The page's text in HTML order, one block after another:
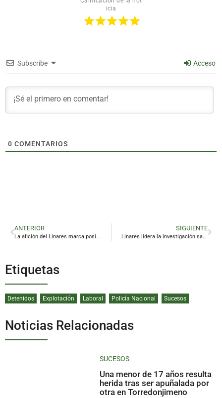
icia
Subscribe Acceso
0 COMENTARIOS
ANTERIOR
La afición del Linares marca posición y reclama un futuro sin más recursos judiciales
SIGUIENTE
Linares lidera la investigación sanitaria andaluza con dos premios en el congreso de medicina de familia
Etiquetas
Detenidos Explotación Laboral Policía Nacional Sucesos
Noticias Relacionadas
SUCESOS
Una menor de 17 años resulta
herida tras ser apuñalada por
otra en Torredonjimeno